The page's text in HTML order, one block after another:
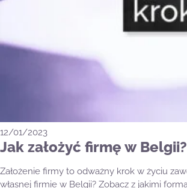
12/01/2023
Jak założyć firmę w Belgii?
Założenie firmy to odważny krok w życiu
własnej firmie w Belgii? Zobacz z jakimi